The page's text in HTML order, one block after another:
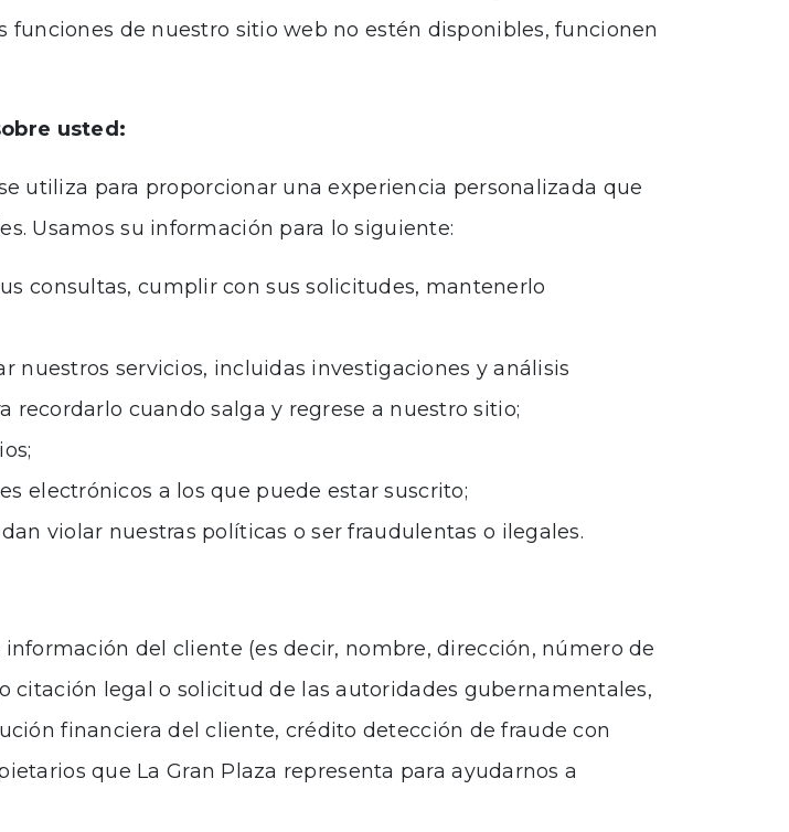
funciones de nuestro sitio web no estén disponibles, funcionen
usted:
utiliza para proporcionar una experiencia personalizada que
Usamos su información para lo siguiente:
consultas, cumplir con sus solicitudes, mantenerlo
nuestros servicios, incluidas investigaciones y análisis
recordarlo cuando salga y regrese a nuestro sitio;
electrónicos a los que puede estar suscrito;
violar nuestras políticas o ser fraudulentas o ilegales.
del cliente (es decir, nombre, dirección, número de
citación legal o solicitud de las autoridades gubernamentales,
financiera del cliente, crédito detección de fraude con
que La Gran Plaza representa para ayudarnos a